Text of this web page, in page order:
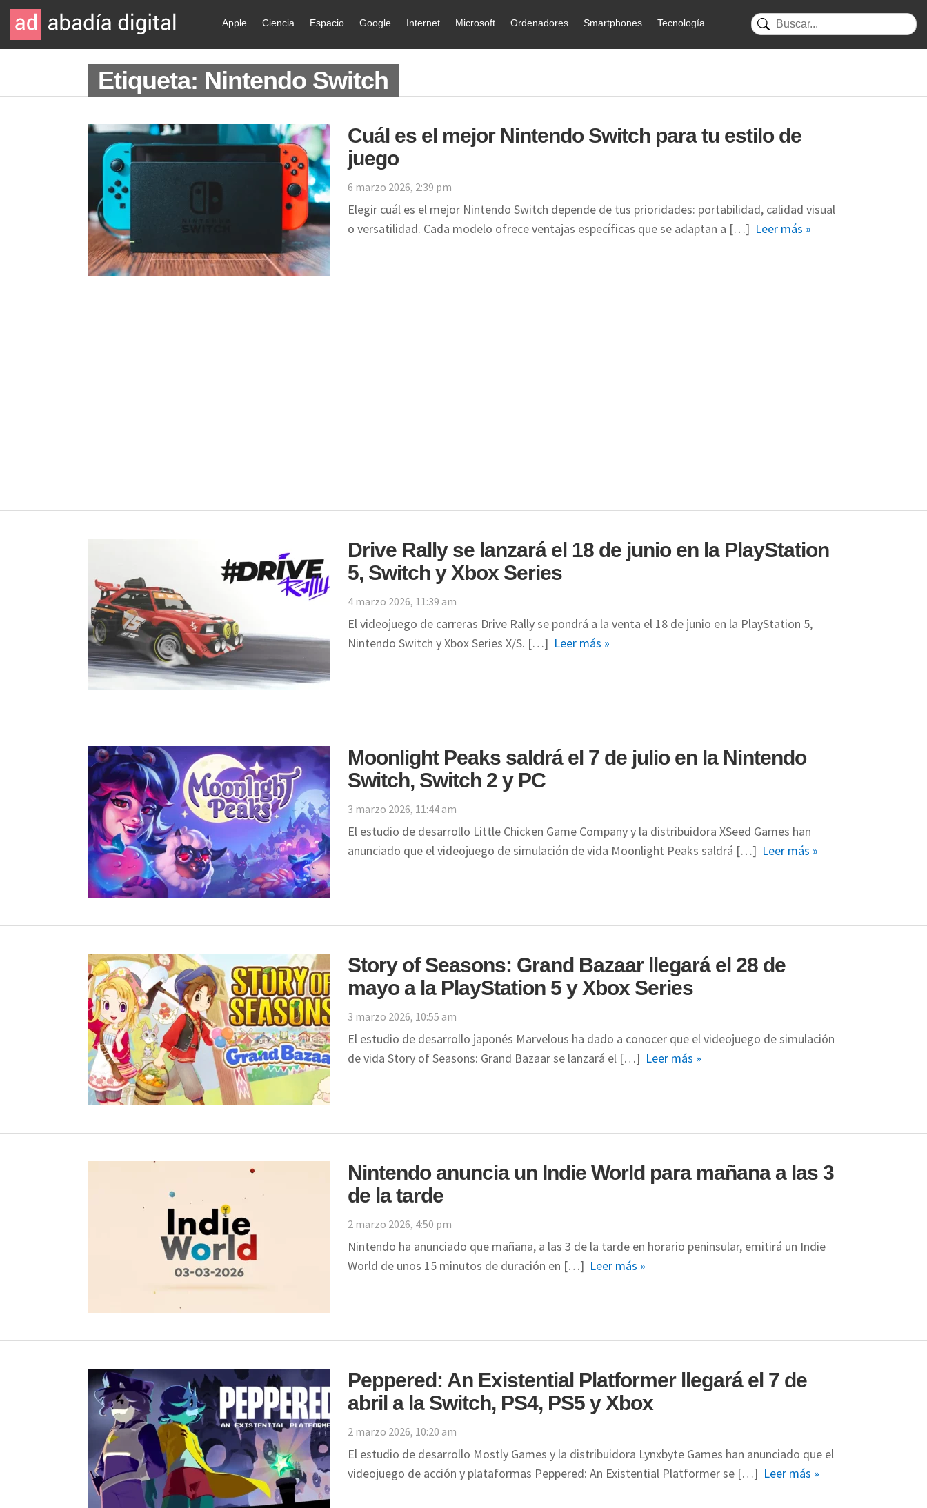
Apple Ciencia Espacio Google Internet Microsoft Ordenadores Smartphones Tecnología
Etiqueta: Nintendo Switch
Cuál es el mejor Nintendo Switch para tu estilo de
juego
6 marzo 2026, 2:39 pm
Elegir cuál es el mejor Nintendo Switch depende de tus prioridades: portabilidad, calidad visual
o versatilidad. Cada modelo ofrece ventajas específicas que se adaptan a […] Leer más »
Drive Rally se lanzará el 18 de junio en la PlayStation
5, Switch y Xbox Series
4 marzo 2026, 11:39 am
El videojuego de carreras Drive Rally se pondrá a la venta el 18 de junio en la PlayStation 5,
Nintendo Switch y Xbox Series X/S. […] Leer más »
Moonlight Peaks saldrá el 7 de julio en la Nintendo
Switch, Switch 2 y PC
3 marzo 2026, 11:44 am
El estudio de desarrollo Little Chicken Game Company y la distribuidora XSeed Games han
anunciado que el videojuego de simulación de vida Moonlight Peaks saldrá […] Leer más »
Story of Seasons: Grand Bazaar llegará el 28 de
mayo a la PlayStation 5 y Xbox Series
3 marzo 2026, 10:55 am
El estudio de desarrollo japonés Marvelous ha dado a conocer que el videojuego de simulación
de vida Story of Seasons: Grand Bazaar se lanzará el […] Leer más »
Nintendo anuncia un Indie World para mañana a las 3
de la tarde
2 marzo 2026, 4:50 pm
Nintendo ha anunciado que mañana, a las 3 de la tarde en horario peninsular, emitirá un Indie
World de unos 15 minutos de duración en […] Leer más »
Peppered: An Existential Platformer llegará el 7 de
abril a la Switch, PS4, PS5 y Xbox
2 marzo 2026, 10:20 am
El estudio de desarrollo Mostly Games y la distribuidora Lynxbyte Games han anunciado que el
videojuego de acción y plataformas Peppered: An Existential Platformer se […] Leer más »